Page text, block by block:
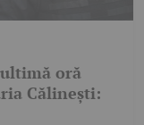
ultimă oră
Călinești: